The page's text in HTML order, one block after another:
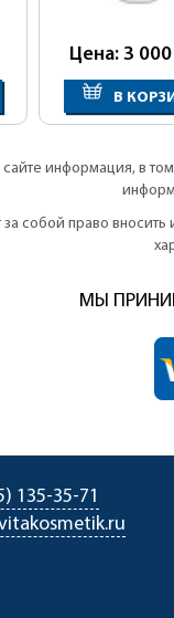
Цена: 3 000
В
информация, в
за собой право
МЫ
135-35-71